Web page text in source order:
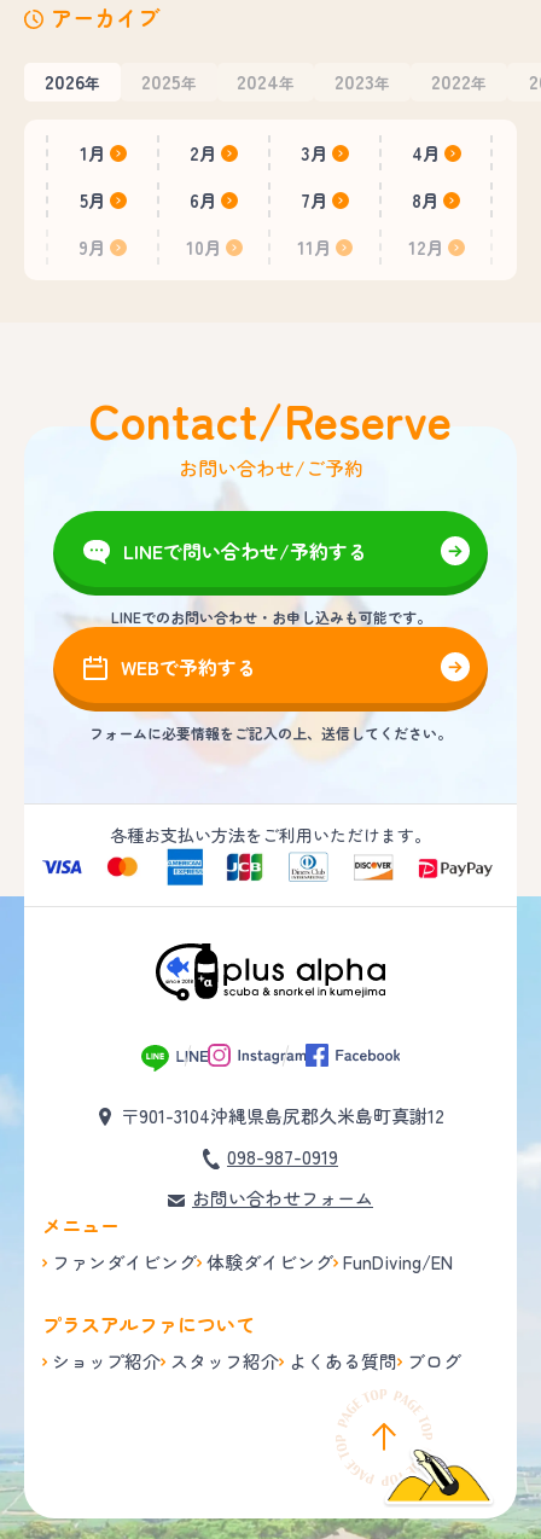
アーカイブ
2026年 2025年 2024年 2023年 2022年
1月 2月 3月
4月
5月
6月 7月
8月
9月
10月 11月 12月
Contact/Reserve
お問い合わせ/ご予約
LINEで問い合わせ/予約する
LINEでのお問い合わせ・お申し込みも可能です。
WEBで予約する
フォームに必要情報をご記入の上、送信してください。
各種お支払い方法をご利用いただけます。
〒901-3104沖縄県島尻郡久米島町真謝12
098-987-0919
お問い合わせフォーム
メニュー
ファンダイビング 体験ダイビング FunDiving/EN
プラスアルファについて
ショップ紹介 スタッフ紹介 よくある質問 ブログ